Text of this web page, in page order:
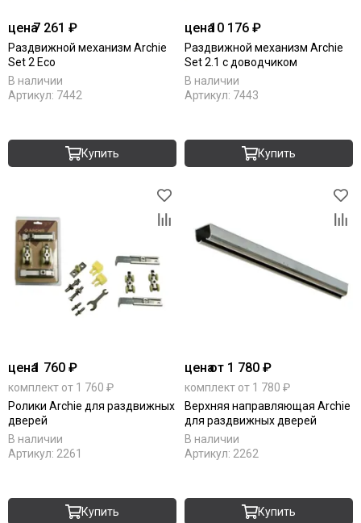
цена7 261 ₽
Раздвижной механизм Archie
Set 2 Eco
В наличии
Артикул: 7442
Купить
цена10 176 ₽
Раздвижной механизм Archie
Set 2.1 с доводчиком
В наличии
Артикул: 7443
Купить
цена1 760 ₽
комплект от 1 760 ₽
Ролики Archie для раздвижных
дверей
В наличии
Артикул: 2261
Купить
ценаот 1 780 ₽
комплект от 1 780 ₽
Верхняя направляющая Archie
для раздвижных дверей
В наличии
Артикул: 2262
Купить